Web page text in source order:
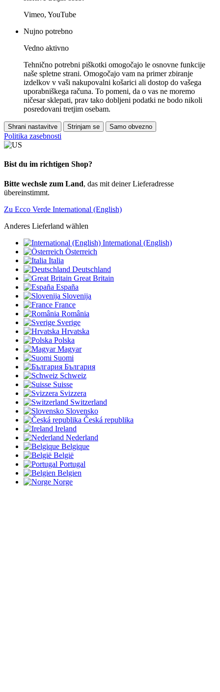
Vimeo, YouTube
Nujno potrebno
Vedno aktivno
Tehnično potrebni piškotki omogočajo le osnovne funkcije
naše spletne strani. Omogočajo vam na primer zbiranje
izdelkov v vaši nakupovalni košarici ali dostop do vašega
uporabniškega računa. To pomeni, da o vas ne moremo
ničesar sklepati, prav tako dobljeni podatki ne bodo nikoli
posredovani tretjim osebam.
Shrani nastavitve Strinjam se Samo obvezno
Politika zasebnosti
Bist du im richtigen Shop?
Bitte wechsle zum Land, das mit deiner Lieferadresse
übereinstimmt.
Zu Ecco Verde International (English)
Anderes Lieferland wählen
International (English)
Österreich
Italia
Deutschland
Great Britain
España
Slovenija
France
România
Sverige
Hrvatska
Polska
Magyar
Suomi
България
Schweiz
Suisse
Svizzera
Switzerland
Slovensko
Česká republika
Ireland
Nederland
Belgique
België
Portugal
Belgien
Norge